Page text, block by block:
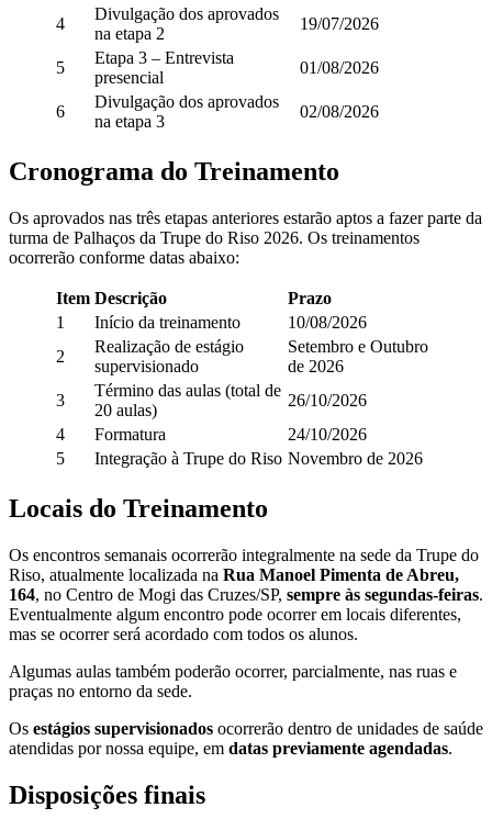
4
Divulgação dos aprovados
na etapa 2
19/07/2026
5
Etapa 3 – Entrevista
presencial
01/08/2026
6
Divulgação dos aprovados
na etapa 3
02/08/2026
Cronograma do Treinamento
Os aprovados nas três etapas anteriores estarão aptos a fazer parte da
turma de Palhaços da Trupe do Riso 2026. Os treinamentos
ocorrerão conforme datas abaixo:
Item Descrição
Prazo
1
Início da treinamento
10/08/2026
2
Realização de estágio
supervisionado
Setembro e Outubro
de 2026
3
Término das aulas (total de
20 aulas)
26/10/2026
4
Formatura
24/10/2026
5
Integração à Trupe do Riso Novembro de 2026
Locais do Treinamento
Os encontros semanais ocorrerão integralmente na sede da Trupe do
Riso, atualmente localizada na Rua Manoel Pimenta de Abreu,
164, no Centro de Mogi das Cruzes/SP, sempre às segundas-feiras.
Eventualmente algum encontro pode ocorrer em locais diferentes,
mas se ocorrer será acordado com todos os alunos.
Algumas aulas também poderão ocorrer, parcialmente, nas ruas e
praças no entorno da sede.
Os estágios supervisionados ocorrerão dentro de unidades de saúde
atendidas por nossa equipe, em datas previamente agendadas.
Disposições finais